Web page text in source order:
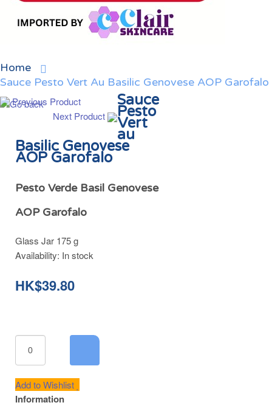
Home
Sauce Pesto Vert Au Basilic Genovese AOP Garofalo
Previous Product
Next Product
Sauce
Pesto
Vert
au
Basilic Genovese
AOP Garofalo
Pesto Verde Basil Genovese
AOP Garofalo
Glass Jar 175 g
Availability: In stock
HK$39.80
Add to Wishlist
Information